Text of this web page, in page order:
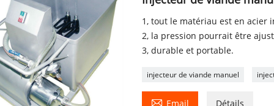
1, tout le matériau est en acier
2, la pression pourrait être
3, durable et portable.
injecteur de viande manuel
 Email Détails